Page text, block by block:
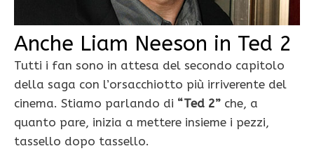
Anche Liam Neeson in Ted 2
Tutti i fan sono in attesa del secondo capitolo
della saga con l’orsacchiotto più irriverente del
cinema. Stiamo parlando di “Ted 2” che, a
quanto pare, inizia a mettere insieme i pezzi,
tassello dopo tassello.